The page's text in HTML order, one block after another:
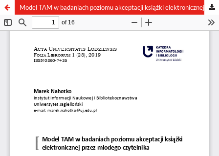
Model TAM w badaniach poziomu akceptacji książki elektronicznej przez młodego czytelnika